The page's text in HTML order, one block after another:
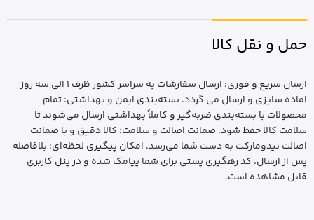
حمل و نقل کالا
ارسال سریع و فوری: ارسال سفارشات به سراسر کشور ظرف 1 الی سه روز
اماده سایزی و ارسال می گردد. بسته‌بندی ایمن و بهداشتی: تمام
محصولات با بسته‌بندی ضربه‌گیر و کاملاً بهداشتی ارسال می‌شوند تا
سلامت کالا حفظ شود. ضمانت اصالت و سلامت: کالا دقیق و با ضمانت
اصالت نیدومارکت به دست شما می‌رسد. امکان پیگیری لحظه‌ای: بلافاصله
پس از ارسال، کد رهگیری پستی برای شما پیامک شده و در پنل کاربری
قابل مشاهده است.